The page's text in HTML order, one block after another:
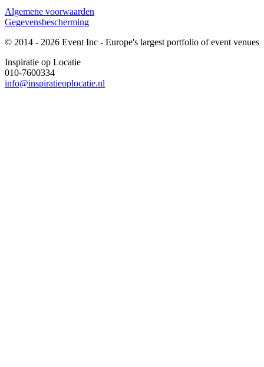
Algemene voorwaarden
Gegevensbescherming
© 2014 - 2026 Event Inc - Europe's largest portfolio of event venues
Inspiratie op Locatie
010-7600334
info@inspiratieoplocatie.nl